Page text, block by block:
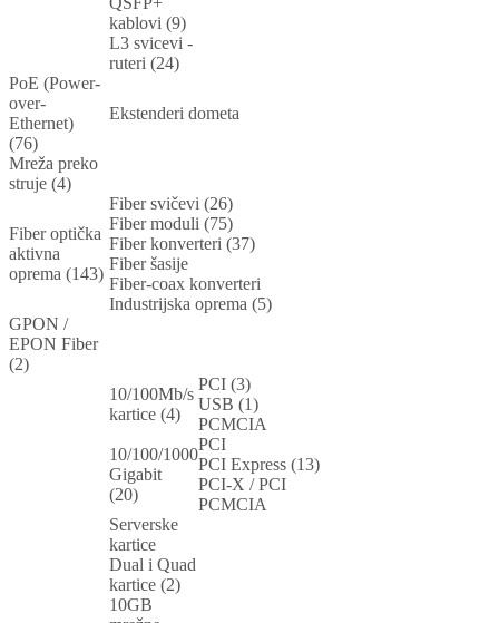
kablovi (9)
L3 svicevi -
ruteri (24)
PoE (Power-
over-
Ethernet)
(76)
Ekstenderi dometa
Mreža preko
struje (4)
Fiber optička
aktivna
oprema (143)
Fiber svičevi (26)
Fiber moduli (75)
Fiber konverteri (37)
Fiber šasije
Fiber-coax konverteri
Industrijska oprema (5)
GPON /
EPON Fiber
(2)
10/100Mb/s
kartice (4)
PCI (3)
USB (1)
PCMCIA
10/100/1000
Gigabit
(20)
PCI
PCI Express (13)
PCI-X / PCI
PCMCIA
Serverske
kartice
Dual i Quad
kartice (2)
10GB